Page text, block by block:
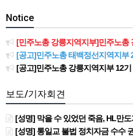
Notice
[민주노총 강릉지역지부]민주노총 강릉지
[공고]민주노총 태백정선지역지부
[공고]민주노총 강릉지역지부 12기
보도/기자회견
[성명] 막을 수 있었던 죽음, HL만도가 책임져라 : 청년노동자 사
[성명] 통일교 불법 정치자금 수수 권